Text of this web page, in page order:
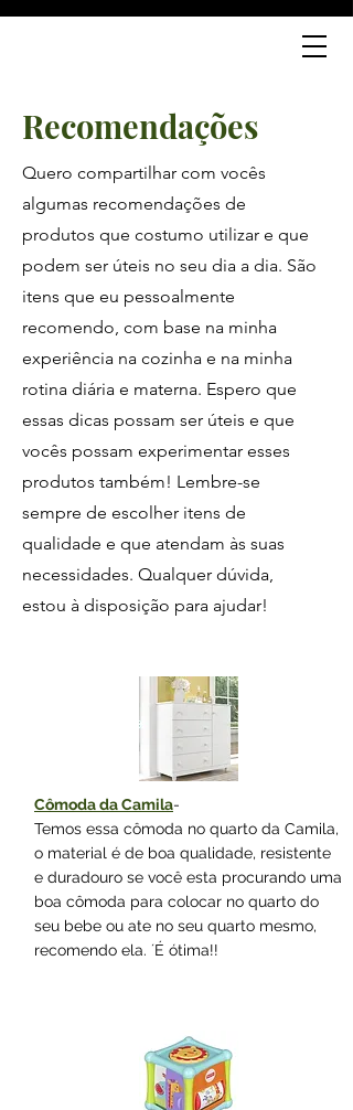
J
Recomendações
Quero compartilhar com vocês
algumas recomendações de
produtos que costumo utilizar e que
podem ser úteis no seu dia a dia. São
itens que eu pessoalmente
recomendo, com base na minha
experiência na cozinha e na minha
rotina diária e materna. Espero que
essas dicas possam ser úteis e que
vocês possam experimentar esses
produtos também! Lembre-se
sempre de escolher itens de
qualidade e que atendam às suas
necessidades. Qualquer dúvida,
estou à disposição para ajudar!
Cômodada Camila-
Temos essa cômoda no quarto da Camila,
o material é de boa qualidade, resistente
e duradouro se você esta procurando uma
boa cômoda para colocar no quarto do
seu bebe ou ate no seu quarto mesmo,
recomendo ela. ´É ótima!!